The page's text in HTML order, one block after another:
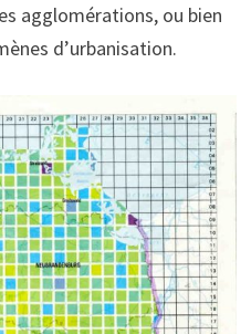
agglomérations, ou bien
d’urbanisation.